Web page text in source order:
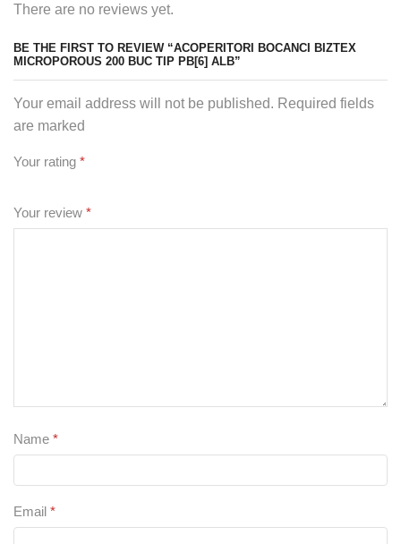
There are no reviews yet.
BE THE FIRST TO REVIEW “ACOPERITORI BOCANCI BIZTEX
MICROPOROUS 200 BUC TIP PB[6] ALB”
Your email address will not be published. Required fields
are marked
Your rating *
Your review *
Name *
Email *